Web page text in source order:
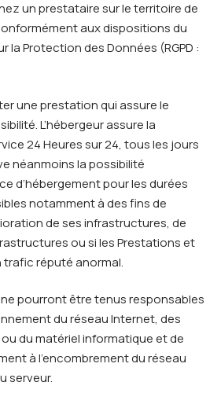
un prestataire sur le territoire de
aux dispositions du
la Protection des Données (RGPD :
une prestation qui assure le
L’hébergeur assure la
24 Heures sur 24, tous les jours
néanmoins la possibilité
d’hébergement pour les durées
notamment à des fins de
de ses infrastructures, de
ou si les Prestations et
réputé anormal.
ne pourront être tenus responsables
du réseau Internet, des
du matériel informatique et de
à l’encombrement du réseau
serveur.